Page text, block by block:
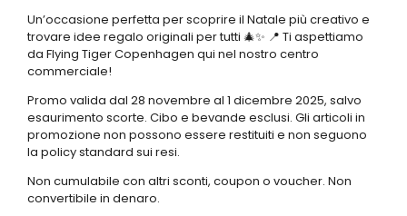
Un’occasione perfetta per scoprire il Natale più creativo e
trovare idee regalo originali per tutti 🎄✨ 📍 Ti aspettiamo
da Flying Tiger Copenhagen qui nel nostro centro
commerciale!
Promo valida dal 28 novembre al 1 dicembre 2025, salvo
esaurimento scorte. Cibo e bevande esclusi. Gli articoli in
promozione non possono essere restituiti e non seguono
la policy standard sui resi.
Non cumulabile con altri sconti, coupon o voucher. Non
convertibile in denaro.